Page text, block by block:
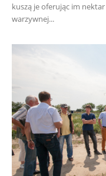
kuszą je oferując im
warzywnej...